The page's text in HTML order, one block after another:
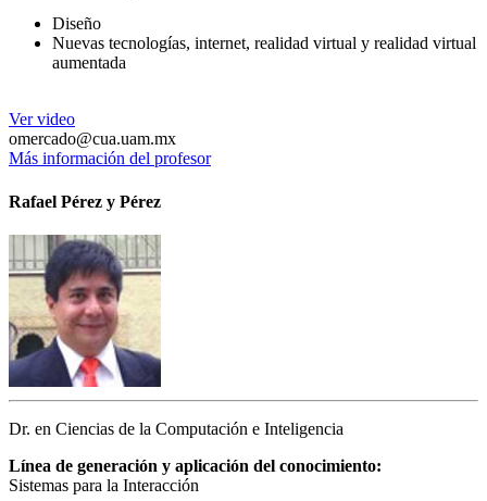
Diseño
Nuevas tecnologías, internet, realidad virtual y realidad virtual
aumentada
Ver video
omercado@cua.uam.mx
Más información del profesor
Rafael Pérez y Pérez
Dr. en Ciencias de la Computación e Inteligencia
Línea de generación y aplicación del conocimiento:
Sistemas para la Interacción